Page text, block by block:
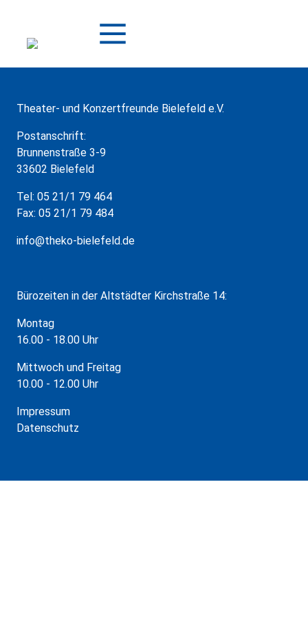
springen
Theater- und Konzertfreunde Bielefeld e.V.
Postanschrift:
Brunnenstraße 3-9
33602 Bielefeld
Tel: 05 21/1 79 464
Fax: 05 21/1 79 484
info@theko-bielefeld.de
Bürozeiten in der Altstädter Kirchstraße 14:
Montag
16.00 - 18.00 Uhr
Mittwoch und Freitag
10.00 - 12.00 Uhr
Impressum
Datenschutz